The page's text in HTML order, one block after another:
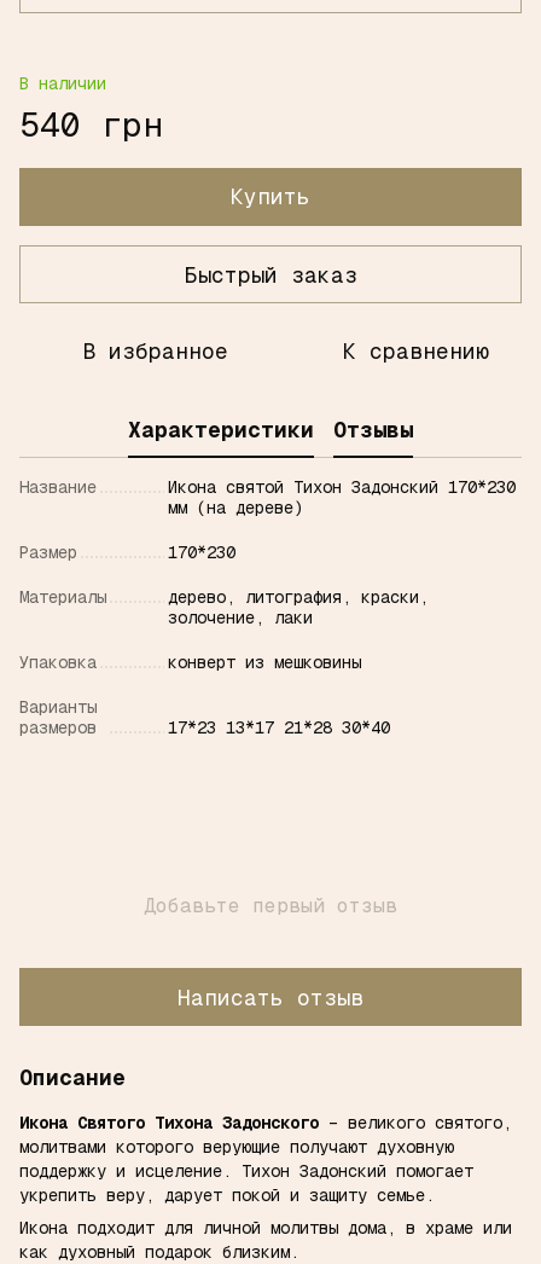
В наличии
540 грн
Купить
Быстрый заказ
В избранное К сравнению
Характеристики Отзывы
Название
Икона святой Тихон Задонский 170*230
мм (на дереве)
Размер 170*230
Материалы
дерево, литография, краски,
золочение, лаки
Упаковка конверт из мешковины
Варианты
размеров
17*23 13*17 21*28 30*40
Добавьте первый отзыв
Написать отзыв
Описание
Икона Святого Тихона Задонского – великого святого,
молитвами которого верующие получают духовную
поддержку и исцеление. Тихон Задонский помогает
укрепить веру, дарует покой и защиту семье.
Икона подходит для личной молитвы дома, в храме или
как духовный подарок близким.